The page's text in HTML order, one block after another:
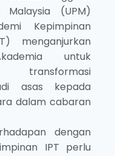
(UPM)
Kepimpinan
menganjurkan
untuk
transformasi
asas kepada
dalam cabaran
dengan
IPT perlu